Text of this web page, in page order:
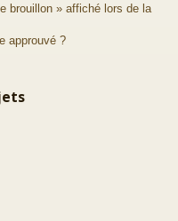
brouillon » affiché lors de la
approuvé ?